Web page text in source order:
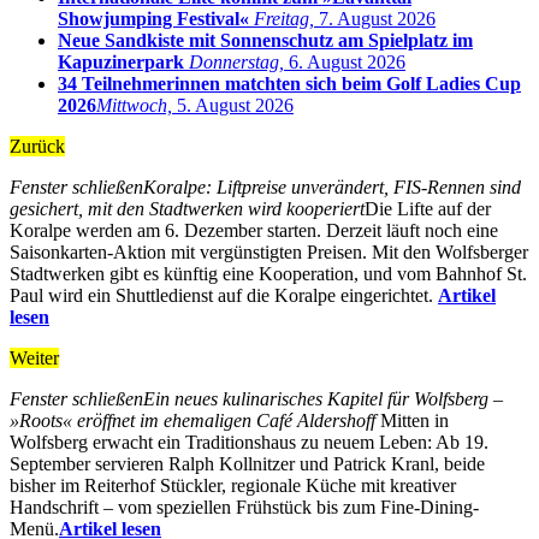
Showjumping Festival« Freitag, 7. August 2026
Neue Sandkiste mit Sonnenschutz am Spielplatz im
Kapuzinerpark Donnerstag, 6. August 2026
34 Teilnehmerinnen matchten sich beim Golf Ladies Cup
2026Mittwoch, 5. August 2026
Zurück
Fenster schließenKoralpe: Liftpreise unverändert, FIS-Rennen sind
gesichert, mit den Stadtwerken wird kooperiertDie Lifte auf der
Koralpe werden am 6. Dezember starten. Derzeit läuft noch eine
Saisonkarten-Aktion mit vergünstigten Preisen. Mit den Wolfsberger
Stadtwerken gibt es künftig eine Kooperation, und vom Bahnhof St.
Paul wird ein Shuttledienst auf die Koralpe eingerichtet. Artikel
lesen
Weiter
Fenster schließenEin neues kulinarisches Kapitel für Wolfsberg –
»Roots« eröffnet im ehemaligen Café AldershoffMitten in
Wolfsberg erwacht ein Traditionshaus zu neuem Leben: Ab 19.
September servieren Ralph Kollnitzer und Patrick Kranl, beide
bisher im Reiterhof Stückler, regionale Küche mit kreativer
Handschrift – vom speziellen Frühstück bis zum Fine-Dining-
Menü.Artikel lesen